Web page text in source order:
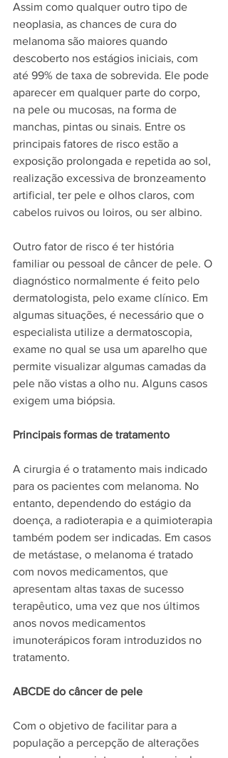
Assim como qualquer outro tipo de
neoplasia, as chances de cura do
melanoma são maiores quando
descoberto nos estágios iniciais, com
até 99% de taxa de sobrevida. Ele pode
aparecer em qualquer parte do corpo,
na pele ou mucosas, na forma de
manchas, pintas ou sinais. Entre os
principais fatores de risco estão a
exposição prolongada e repetida ao sol,
realização excessiva de bronzeamento
artificial, ter pele e olhos claros, com
cabelos ruivos ou loiros, ou ser albino.
Outro fator de risco é ter história
familiar ou pessoal de câncer de pele. O
diagnóstico normalmente é feito pelo
dermatologista, pelo exame clínico. Em
algumas situações, é necessário que o
especialista utilize a dermatoscopia,
exame no qual se usa um aparelho que
permite visualizar algumas camadas da
pele não vistas a olho nu. Alguns casos
exigem uma biópsia.
Principais formas de tratamento
A cirurgia é o tratamento mais indicado
para os pacientes com melanoma. No
entanto, dependendo do estágio da
doença, a radioterapia e a quimioterapia
também podem ser indicadas. Em casos
de metástase, o melanoma é tratado
com novos medicamentos, que
apresentam altas taxas de sucesso
terapêutico, uma vez que nos últimos
anos novos medicamentos
imunoterápicos foram introduzidos no
tratamento.
ABCDE do câncer de pele
Com o objetivo de facilitar para a
população a percepção de alterações